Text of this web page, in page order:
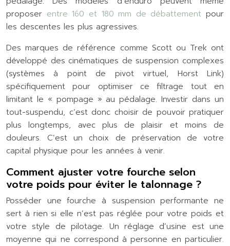
proposer entre 160 et 180 mm de débattement pour
les descentes les plus agressives.
Des marques de référence comme Scott ou Trek ont
développé des cinématiques de suspension complexes
(systèmes à point de pivot virtuel, Horst Link)
spécifiquement pour optimiser ce filtrage tout en
limitant le « pompage » au pédalage. Investir dans un
tout-suspendu, c’est donc choisir de pouvoir pratiquer
plus longtemps, avec plus de plaisir et moins de
douleurs. C’est un choix de préservation de votre
capital physique pour les années à venir.
Comment ajuster votre fourche selon
votre poids pour éviter le talonnage ?
Posséder une fourche à suspension performante ne
sert à rien si elle n’est pas réglée pour votre poids et
votre style de pilotage. Un réglage d’usine est une
moyenne qui ne correspond à personne en particulier.